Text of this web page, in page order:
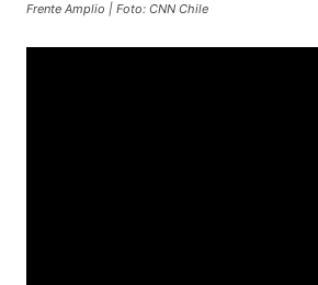
Frente Amplio | Foto: CNN Chile